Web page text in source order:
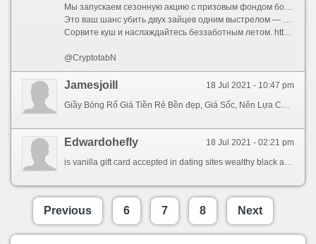
Мы запускаем сезонную акцию с призовым фондом более 17 000 $!
Это ваш шанс убить двух зайцев одним выстрелом — выиграть деньги и привлечь больше рефералов!
Сорвите куш и наслаждайтесь беззаботным летом. https://bit.ly/3mgcMu1
@CryptotabN
18 Jul 2021 - 10:47 pm
Jamesjoill
18 Jul 2021 - 02:21 pm
Edwardohefly
Previous 6 7 8 Next